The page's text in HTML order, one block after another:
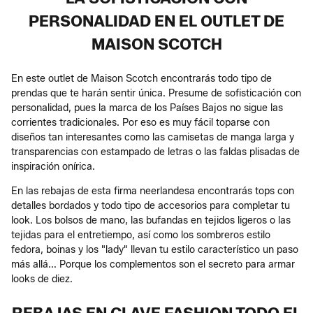
PERSONALIDAD EN EL OUTLET DE
MAISON SCOTCH
En este outlet de Maison Scotch encontrarás todo tipo de
prendas que te harán sentir única. Presume de sofisticación con
personalidad, pues la marca de los Países Bajos no sigue las
corrientes tradicionales. Por eso es muy fácil toparse con
diseños tan interesantes como las camisetas de manga larga y
transparencias con estampado de letras o las faldas plisadas de
inspiración onírica.
En las rebajas de esta firma neerlandesa encontrarás tops con
detalles bordados y todo tipo de accesorios para completar tu
look. Los bolsos de mano, las bufandas en tejidos ligeros o las
tejidas para el entretiempo, así como los sombreros estilo
fedora, boinas y los "lady" llevan tu estilo característico un paso
más allá... Porque los complementos son el secreto para armar
looks de diez.